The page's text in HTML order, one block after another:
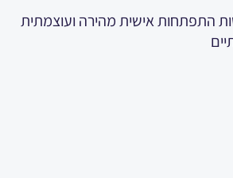
לעשות התפתחות אישית מהירה ועוצמתית